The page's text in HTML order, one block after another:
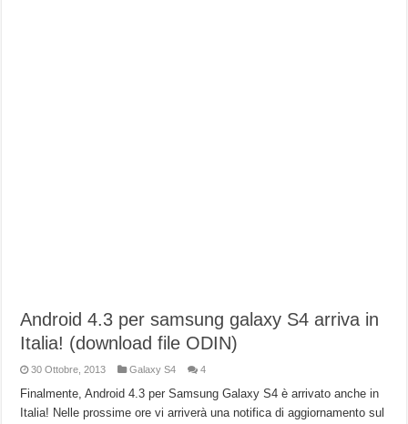
Android 4.3 per samsung galaxy S4 arriva in
Italia! (download file ODIN)
30 Ottobre, 2013 Galaxy S4 4
Finalmente, Android 4.3 per Samsung Galaxy S4 è arrivato anche in
Italia! Nelle prossime ore vi arriverà una notifica di aggiornamento sul